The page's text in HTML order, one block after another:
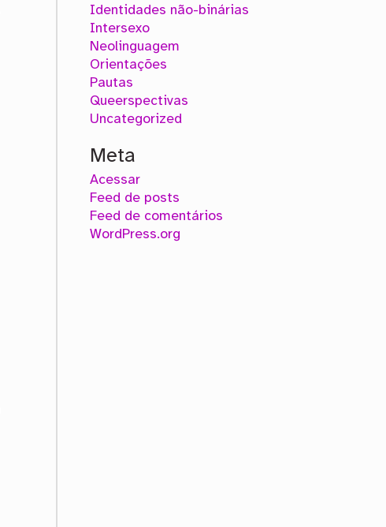
Identidades não-binárias
Intersexo
Neolinguagem
Orientações
Pautas
Queerspectivas
Uncategorized
Meta
Acessar
Feed de posts
Feed de comentários
WordPress.org